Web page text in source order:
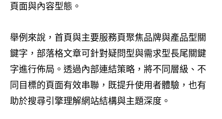
頁面與內容型態。
舉例來說，首頁與主要服務頁聚焦品牌與產品型關
鍵字，部落格文章可針對疑問型與需求型長尾關鍵
字進行佈局。透過內部連結策略，將不同層級、不
同目標的頁面有效串聯，既提升使用者體驗，也有
助於搜尋引擎理解網站結構與主題深度。